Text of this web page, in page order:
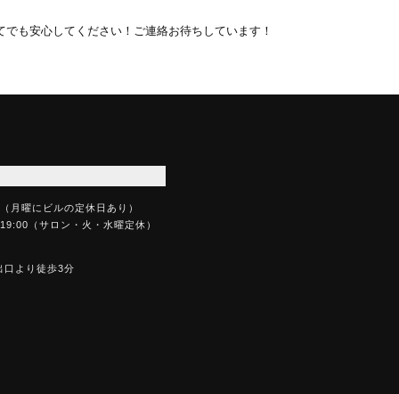
でも安心してください！ご連絡お待ちしています！
月曜にビルの定休日あり）
（サロン・火・水曜定休）
口より徒歩3分